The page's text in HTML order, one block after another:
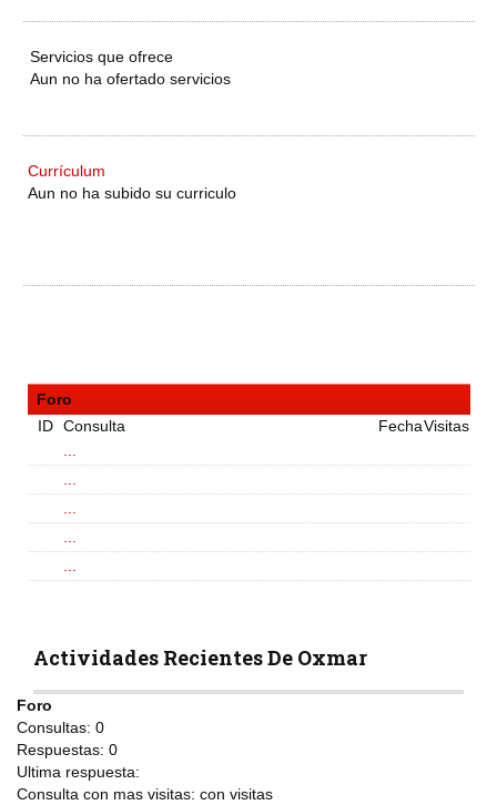
Servicios que ofrece
Aun no ha ofertado servicios
Currículum
Aun no ha subido su curriculo
Foro
ID Consulta FechaVisitas
Actividades Recientes De Oxmar
Foro
Consultas: 0
Respuestas: 0
Ultima respuesta:
Consulta con mas visitas: con visitas